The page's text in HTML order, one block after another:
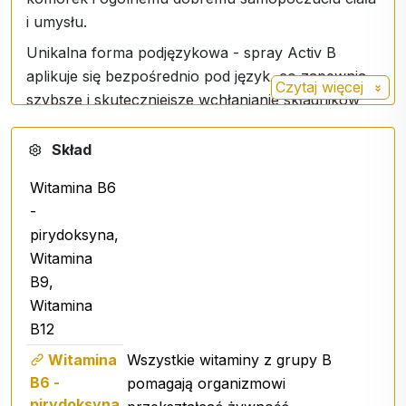
i umysłu.
Unikalna forma podjęzykowa - spray Activ B
aplikuje się bezpośrednio pod język, co zapewnia
szybsze i skuteczniejsze wchłanianie składników
aktywnych w porównaniu do konwencjonalnych
suplementów.
Szybkie i skuteczne działanie - składniki odżywcze
przewód pokarmowy i zapewniając
natychmiastowe wsparcie dla organizmu.
Praktyczny i łatwy w użyciu - idealny do
codziennego użytku, jego kompaktowe
opakowanie pozwala mieć go zawsze pod ręką.
Napisz, jak ważne jest codzienne stosowanie
Dawkowanie
Czytaj więcej
Skład
Witamina B6
-
pirydoksyna,
Witamina
B9,
Witamina
B12
Witamina
B6 -
Wszystkie witaminy z grupy B
pomagają organizmowi